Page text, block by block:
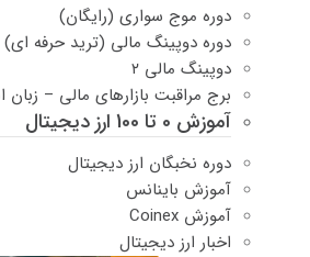
دوره موج سواری (رایگان)
دوره دوپینگ مالی (ترید حرفه ای)
دوپینگ مالی ۲
برج مراقبت بازارهای مالی – زبان
آموزش 0 تا 100 ارز دیجیتال
دوره نخبگان ارز دیجیتال
آموزش باینانس
آموزش Coinex
اخبار ارز دیجیتال